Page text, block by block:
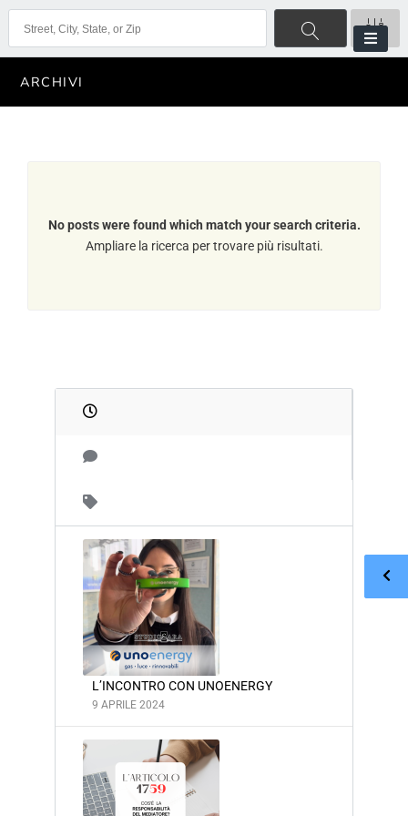
ARCHIVI
No posts were found which match your search criteria.
Ampliare la ricerca per trovare più risultati.
L’INCONTRO CON UNOENERGY
9 APRILE 2024